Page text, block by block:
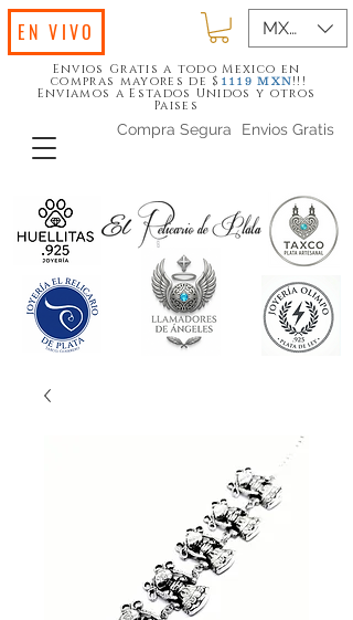
Envios Gratis
Compra Segura
Envios Gratis a todo Mexico en
compras mayores de $ 1119 MXN!!!
Enviamos a Estados Unidos y otros
Paises
MXN ($)
EN VIVO